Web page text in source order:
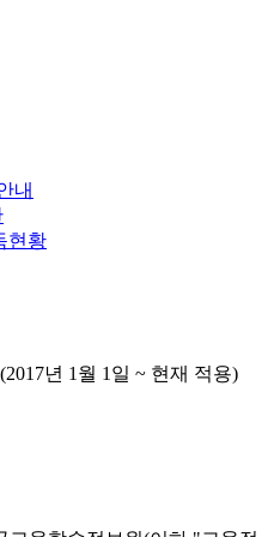
내
현황
년 1월 1일 ~ 현재 적용)